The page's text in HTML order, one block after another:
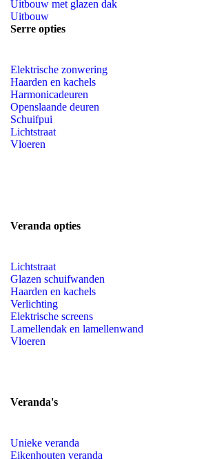
Uitbouw met glazen dak
Uitbouw
Serre opties
Elektrische zonwering
Haarden en kachels
Harmonicadeuren
Openslaande deuren
Schuifpui
Lichtstraat
Vloeren
Veranda opties
Lichtstraat
Glazen schuifwanden
Haarden en kachels
Verlichting
Elektrische screens
Lamellendak en lamellenwand
Vloeren
Veranda's
Unieke veranda
Eikenhouten veranda